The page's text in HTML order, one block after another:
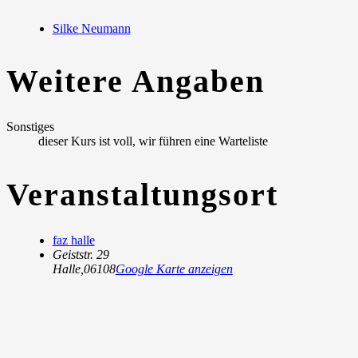
Silke Neumann
Weitere Angaben
Sonstiges
dieser Kurs ist voll, wir führen eine Warteliste
Veranstaltungsort
faz halle
Geiststr. 29
Halle, 06108Google Karte anzeigen